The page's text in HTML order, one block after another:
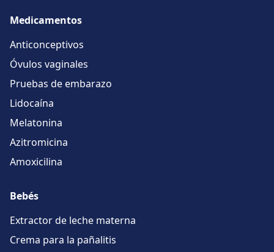
Medicamentos
Anticonceptivos
Óvulos vaginales
Pruebas de embarazo
Lidocaína
Melatonina
Azitromicina
Amoxicilina
Bebés
Extractor de leche materna
Crema para la pañalitis